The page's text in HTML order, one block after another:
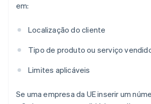
em:
Localização do cliente
Tipo de produto ou serviço
Limites aplicáveis
Se uma empresa da UE inserir um